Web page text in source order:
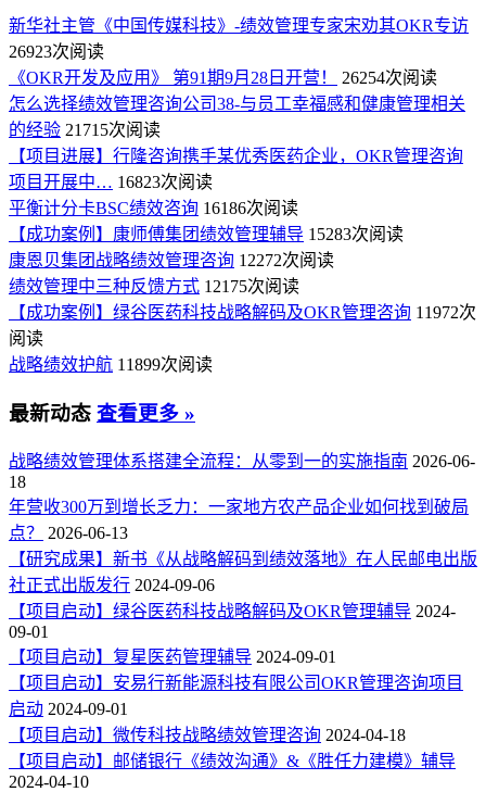
新华社主管《中国传媒科技》-绩效管理专家宋劝其OKR专访
26923次阅读
《OKR开发及应用》 第91期9月28日开营！
26254次阅读
怎么选择绩效管理咨询公司38-与员工幸福感和健康管理相关
的经验 21715次阅读
【项目进展】行隆咨询携手某优秀医药企业，OKR管理咨询
项目开展中… 16823次阅读
平衡计分卡BSC绩效咨询 16186次阅读
【成功案例】康师傅集团绩效管理辅导 15283次阅读
康恩贝集团战略绩效管理咨询 12272次阅读
绩效管理中三种反馈方式 12175次阅读
【成功案例】绿谷医药科技战略解码及OKR管理咨询 11972次
阅读
战略绩效护航 11899次阅读
最新动态 查看更多 »
战略绩效管理体系搭建全流程：从零到一的实施指南 2026-06-
18
年营收300万到增长乏力：一家地方农产品企业如何找到破局
点？
2026-06-13
【研究成果】新书《从战略解码到绩效落地》在人民邮电出版
社正式出版发行 2024-09-06
【项目启动】绿谷医药科技战略解码及OKR管理辅导 2024-
09-01
【项目启动】复星医药管理辅导 2024-09-01
【项目启动】安易行新能源科技有限公司OKR管理咨询项目
启动 2024-09-01
【项目启动】微传科技战略绩效管理咨询 2024-04-18
【项目启动】邮储银行《绩效沟通》&《胜任力建模》辅导
2024-04-10